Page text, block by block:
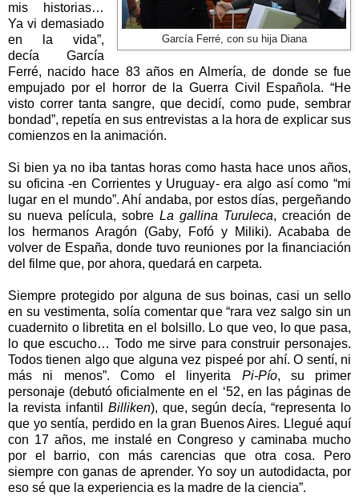
García Ferré, con su hija Diana
mis historias…
Ya vi demasiado
en la vida”,
decía García
Ferré, nacido hace 83 años en Almería, de donde se fue
empujado por el horror de
la Guerra Civil
Española. “He
visto correr tanta sangre, que decidí, como pude, sembrar
bondad”, repetía en sus entrevistas a la hora de explicar sus
comienzos en la animación.
Si bien ya no iba tantas horas como hasta hace unos años,
su oficina -en Corrientes y Uruguay- era algo así como “mi
lugar en el mundo”. Ahí andaba, por estos días, pergeñando
su nueva película, sobre La gallina Turuleca, creación de
los hermanos Aragón (Gaby, Fofó y Miliki). Acababa de
volver de España, donde tuvo reuniones por la financiación
del filme que, por ahora, quedará en carpeta.
Siempre protegido por alguna de sus boinas, casi un sello
en su vestimenta, solía comentar que “rara vez salgo sin un
cuadernito o libretita en el bolsillo. Lo que veo, lo que pasa,
lo que escucho… Todo me sirve para construir personajes.
Todos tienen algo que alguna vez pispeé por ahí. O sentí, ni
más ni menos”. Como el linyerita Pi-Pío, su primer
personaje (debutó oficialmente en el ‘52, en las páginas de
la revista infantil Billiken), que, según decía, “representa lo
que yo sentía, perdido en la gran Buenos Aires. Llegué aquí
con 17 años, me instalé en Congreso y caminaba mucho
por el barrio, con más carencias que otra cosa. Pero
siempre con ganas de aprender. Yo soy un autodidacta, por
eso sé que la experiencia es la madre de la ciencia”.